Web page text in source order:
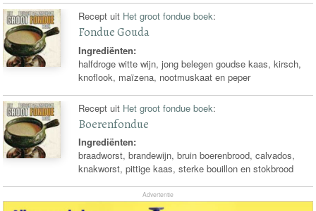
Recept uit Het groot fondue boek:
Fondue Gouda
Ingrediënten:
halfdroge witte wijn, jong belegen goudse kaas, kirsch,
knoflook, maïzena, nootmuskaat en peper
Recept uit Het groot fondue boek:
Boerenfondue
Ingrediënten:
braadworst, brandewijn, bruin boerenbrood, calvados,
knakworst, pittige kaas, sterke bouillon en stokbrood
Advertentie